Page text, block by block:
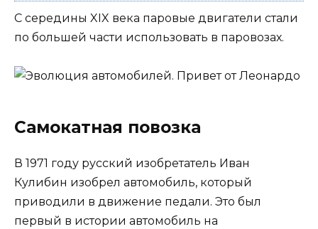
С середины XIX века паровые двигатели стали
по большей части использовать в паровозах.
Самокатная повозка
В 1971 году русский изобретатель Иван
Кулибин изобрел автомобиль, который
приводили в движение педали. Это был
первый в истории автомобиль на